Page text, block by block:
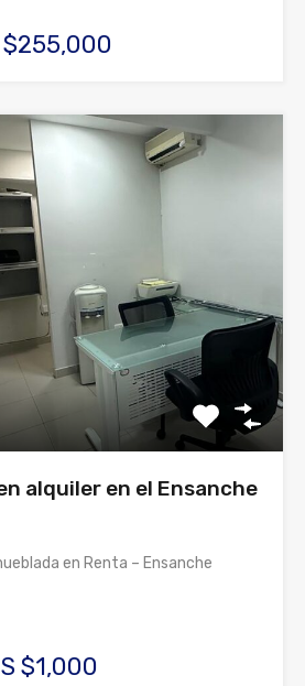
$255,000
alquiler en el Ensanche
en Renta – Ensanche
$1,000